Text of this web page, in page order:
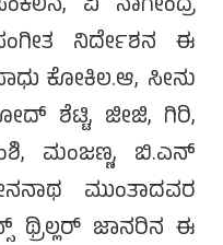
ನಿರ್ದೇಶನ ಈ
ಕೋಕಿಲ.ಆ, ಸೀನು
ಶೆಟ್ಟಿ, ಜೀಜಿ, ಗಿರಿ,
ಮಂಜಣ್ಣ, ಬಿ.ಎನ್
ಮುಂತಾದವರ
ಥ್ರಿಲ್ಲರ್ ಜಾನರಿನ ಈ